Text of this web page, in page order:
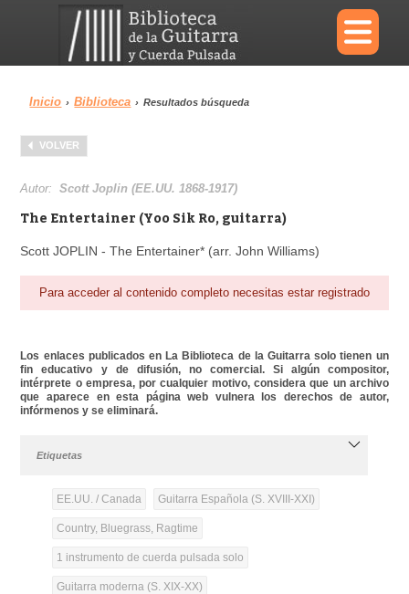
×
Menu
Biblioteca
Área personal Reproductor
Inicio › Biblioteca › Resultados búsqueda
VOLVER
Autor:Scott Joplin (EE.UU. 1868-1917)
The Entertainer (Yoo Sik Ro, guitarra)
Scott JOPLIN - The Entertainer* (arr. John Williams)
Para acceder al contenido completo necesitas estar registrado
Los enlaces publicados en La Biblioteca de la Guitarra solo tienen un
fin educativo y de difusión, no comercial. Si algún compositor,
intérprete o empresa, por cualquier motivo, considera que un archivo
que aparece en esta página web vulnera los derechos de autor,
infórmenos y se eliminará.
Etiquetas
EE.UU. / Canada Guitarra Española (S. XVIII-XXI)
Country, Bluegrass, Ragtime
1 instrumento de cuerda pulsada solo
Guitarra moderna (S. XIX-XX)